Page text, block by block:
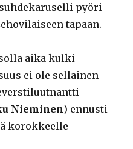
pyöri
tapaan.
aika kulki
ei ole sellainen
Nieminen) ennusti
korokkeelle